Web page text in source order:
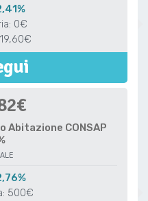
0€
Abitazione CONSAP
500€